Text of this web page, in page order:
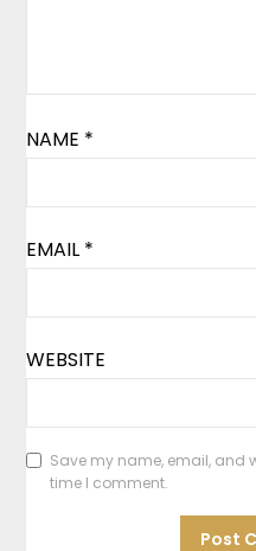
NAME *
EMAIL *
WEBSITE
Save my name, email, and
time I comment.